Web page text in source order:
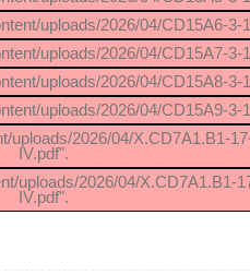
uploads/2026/04/CD15A6-3-
uploads/2026/04/CD15A7-3-
uploads/2026/04/CD15A8-3-
uploads/2026/04/CD15A9-3-
uploads/2026/04/X.CD7A1.B1-
IV.pdf".
uploads/2026/04/X.CD7A1.B1-
IV.pdf".